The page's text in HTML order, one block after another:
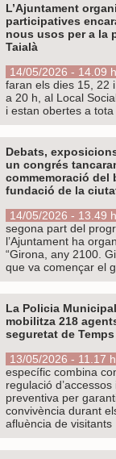
L’Ajuntament
participatives
nous usos per a la
Taialà
14/05/2026 - 14.09 h
faran els dies 15, 22
a 20 h, al Local
i estan obertes a
Debats,
un congrés
commemoració del
fundació de la
14/05/2026 - 13.49 h
segona part del
l’Ajuntament ha
“Girona, any 2100.
que va començar el
La Policia
mobilitza 218
seguretat de
13/05/2026 - 11.17 h
específic combina
regulació d’accessos
preventiva per
convivència durant
afluència de visitants